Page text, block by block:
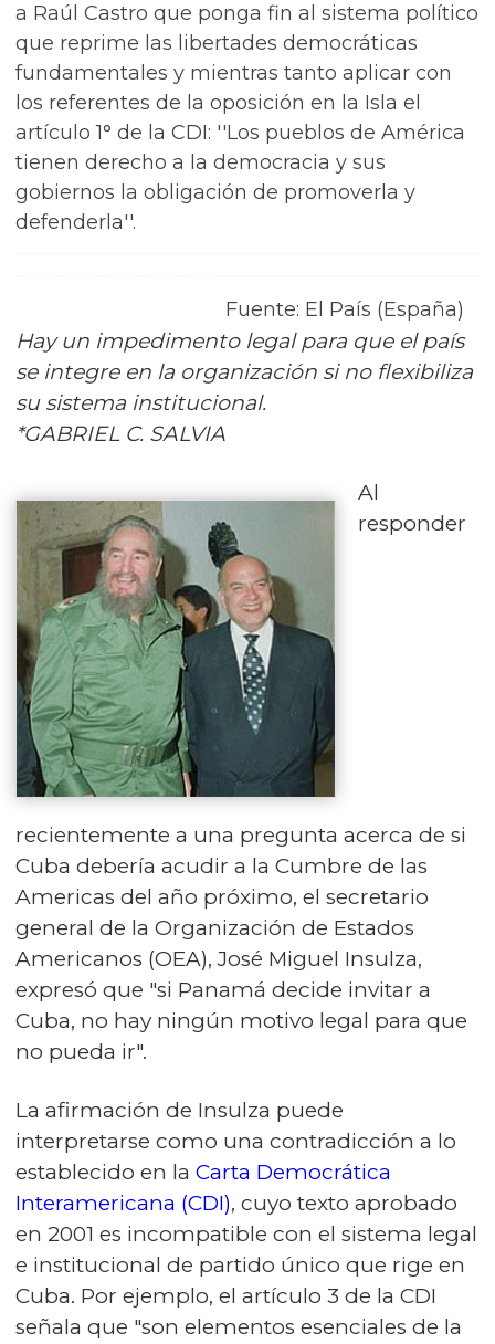
a Raúl Castro que ponga fin al sistema político
que reprime las libertades democráticas
fundamentales y mientras tanto aplicar con
los referentes de la oposición en la Isla el
artículo 1° de la CDI: ''Los pueblos de América
tienen derecho a la democracia y sus
gobiernos la obligación de promoverla y
defenderla''.
Fuente: El País (España)
Hay un impedimento legal para que el país
se integre en la organización si no flexibiliza
su sistema institucional.
*GABRIEL C. SALVIA
Al
responder
recientemente a una pregunta acerca de si
Cuba debería acudir a la Cumbre de las
Americas del año próximo, el secretario
general de la Organización de Estados
Americanos (OEA), José Miguel Insulza,
expresó que "si Panamá decide invitar a
Cuba, no hay ningún motivo legal para que
no pueda ir".
La afirmación de Insulza puede
interpretarse como una contradicción a lo
establecido en la Carta Democrática
Interamericana (CDI), cuyo texto aprobado
en 2001 es incompatible con el sistema legal
e institucional de partido único que rige en
Cuba. Por ejemplo, el artículo 3 de la CDI
señala que "son elementos esenciales de la